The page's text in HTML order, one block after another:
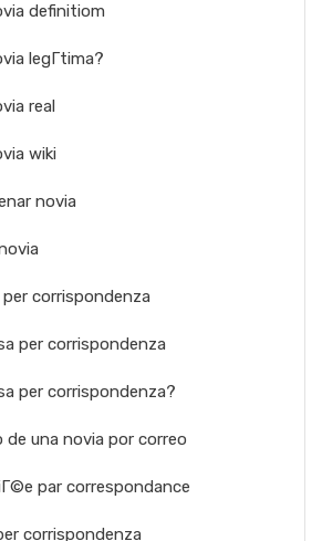
definitiom
legГ­tima?
real
wiki
novia
corrispondenza
per corrispondenza
per corrispondenza?
una novia por correo
par correspondance
corrispondenza